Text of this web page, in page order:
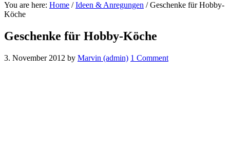
You are here: Home / Ideen & Anregungen /Geschenke für Hobby-
Köche
Geschenke für Hobby-Köche
3. November 2012 by Marvin (admin) 1 Comment